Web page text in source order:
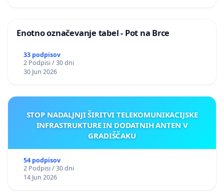
Enotno označevanje tabel - Pot na Brce
33 podpisov
2 Podpisi / 30 dni
30 Jun 2026
STOP NADALJNJI ŠIRITVI TELEKOMUNIKACIJSKE
INFRASTRUKTURE IN DODATNIH ANTEN V
GRADIŠČAKU
54 podpisov
2 Podpisi / 30 dni
14 Jun 2026